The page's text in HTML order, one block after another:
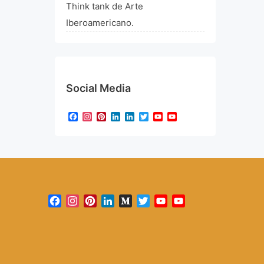
Think tank de Arte
Iberoamericano.
Social Media
Facebook
Instagram
Pinterest
LinkedIn
LinkedIn
TwitterYouTube
Facebook
Instagram
PinterestLinkedInMediumTwitterYouTube